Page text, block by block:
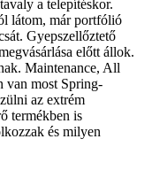
a telepítéskor.
látom, már portfólió
Gyepszellőztető
előtt állok.
Maintenance, All
van most Spring-
az extrém
termékben is
és milyen